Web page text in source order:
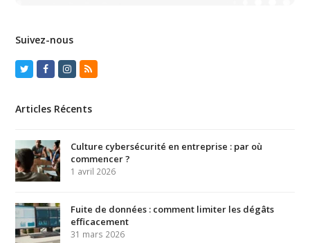
Suivez-nous
TwitterFacebook
Instagram
RSS
Articles Récents
Culture cybersécurité en entreprise : par où
commencer ?
1 avril 2026
Fuite de données : comment limiter les dégâts
efficacement
31 mars 2026